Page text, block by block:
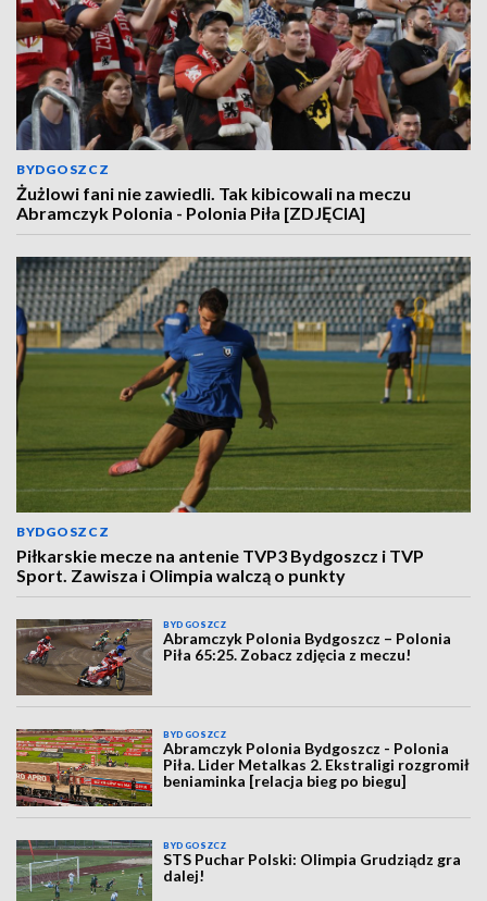
BYDGOSZCZ
Żużlowi fani nie zawiedli. Tak kibicowali na meczu
Abramczyk Polonia - Polonia Piła [ZDJĘCIA]
BYDGOSZCZ
Piłkarskie mecze na antenie TVP3 Bydgoszcz i TVP
Sport. Zawisza i Olimpia walczą o punkty
BYDGOSZCZ
Abramczyk Polonia Bydgoszcz – Polonia
Piła 65:25. Zobacz zdjęcia z meczu!
BYDGOSZCZ
Abramczyk Polonia Bydgoszcz - Polonia
Piła. Lider Metalkas 2. Ekstraligi rozgromił
beniaminka [relacja bieg po biegu]
BYDGOSZCZ
STS Puchar Polski: Olimpia Grudziądz gra
dalej!